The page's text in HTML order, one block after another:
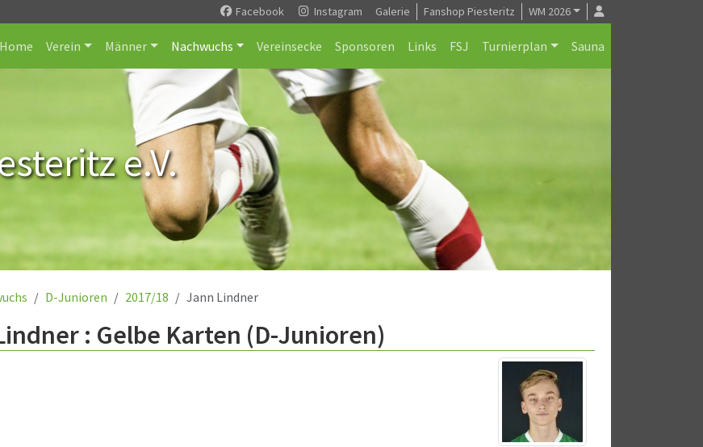
Facebook Instagram Galerie Fanshop Piesteritz WM 2026
Home Verein Männer Nachwuchs Vereinsecke Sponsoren Links FSJ Turnierplan Sauna
e.V.
D-Junioren 2017/18 Jann Lindner
: Gelbe Karten (D-Junioren)